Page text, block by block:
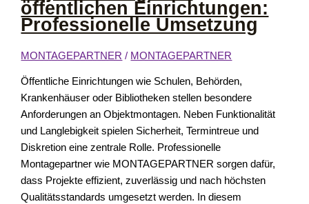
öffentlichen Einrichtungen:
Professionelle Umsetzung
MONTAGEPARTNER / MONTAGEPARTNER
Öffentliche Einrichtungen wie Schulen, Behörden,
Krankenhäuser oder Bibliotheken stellen besondere
Anforderungen an Objektmontagen. Neben Funktionalität
und Langlebigkeit spielen Sicherheit, Termintreue und
Diskretion eine zentrale Rolle. Professionelle
Montagepartner wie MONTAGEPARTNER sorgen dafür,
dass Projekte effizient, zuverlässig und nach höchsten
Qualitätsstandards umgesetzt werden. In diesem